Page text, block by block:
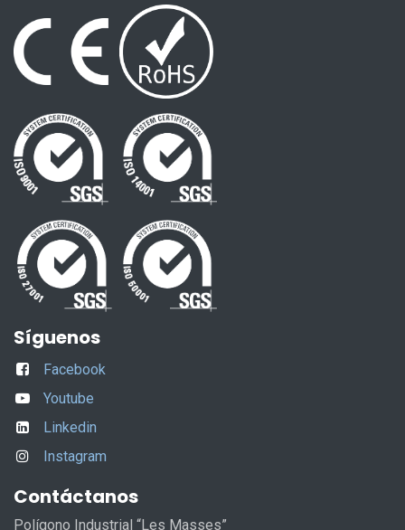
Síguenos
Facebook
Youtube
Linkedin
Instagram
Contáctanos
Polígono Industrial “Les Masses”